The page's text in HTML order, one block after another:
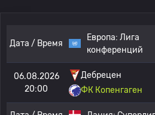
Дата / Время
Европа: Лига
конференций
06.08.2026
20:00
Дебрецен
ФК Копенгаген